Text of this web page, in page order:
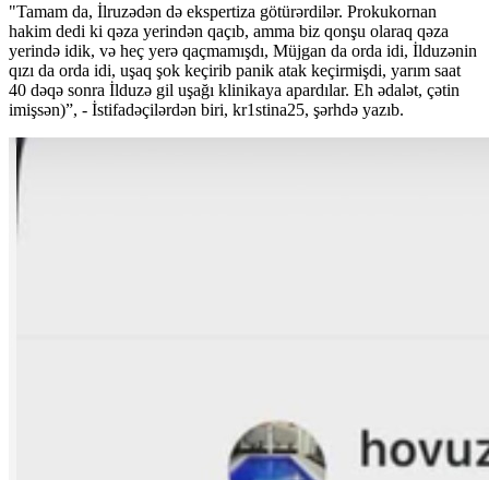
"Tamam da, İlruzədən də ekspertiza götürərdilər. Prokukornan
hakim dedi ki qəza yerindən qaçıb, amma biz qonşu olaraq qəza
yerində idik, və heç yerə qaçmamışdı, Müjgan da orda idi, İlduzənin
qızı da orda idi, uşaq şok keçirib panik atak keçirmişdi, yarım saat
40 dəqə sonra İlduzə gil uşağı klinikaya apardılar. Eh ədalət, çətin
imişsən)”, - İstifadəçilərdən biri, kr1stina25, şərhdə yazıb.